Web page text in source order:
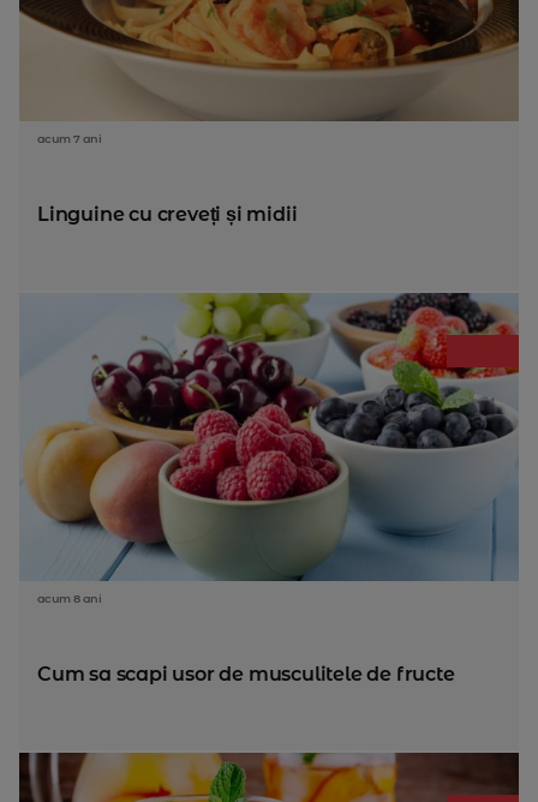
acum 7 ani
Linguine cu creveți și midii
acum 8 ani
Cum sa scapi usor de musculitele de fructe